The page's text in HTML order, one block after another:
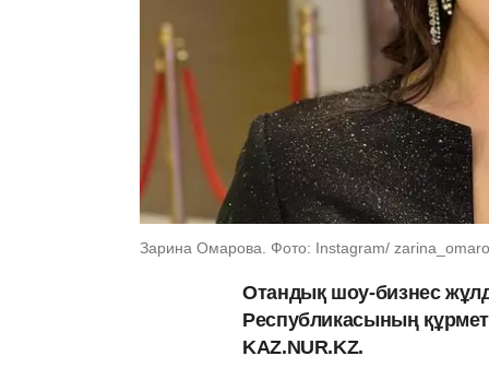
Зарина Омарова. Фото: Instagram/
Отандық шоу-бизнес
Республикасының
KAZ.NUR.KZ.